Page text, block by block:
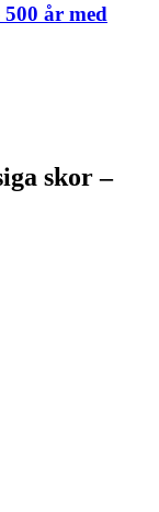
500 år med
skor –